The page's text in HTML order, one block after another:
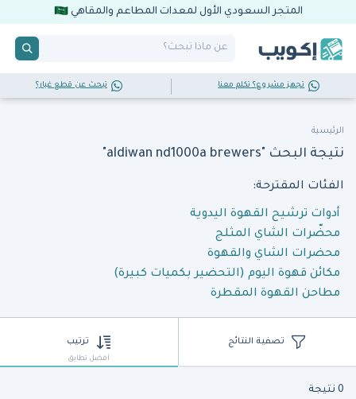
المتجر السعودي الأول لمعدات المطاعم والمقاهي
تجهز مشروع؟ تكلم معنا تبحث عن قطع غيار؟
الرئيسية
نتيجة البحث "aldiwan nd1000a brewers"
الفئات المقترحة:
أدوات ترشيح القهوة اليدوية
محضّرات الشاي المثلج
محضرات الشاي والقهوة
مكائن قهوة اليوم (التحضير بكميات كبيرة)
مطاحن القهوة المقطرة
تصفية النتائج ترتيب
أفضل تطابق
0 نتيجة